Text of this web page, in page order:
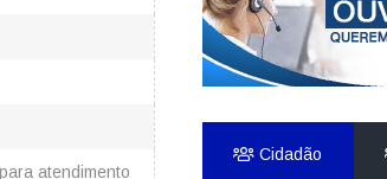
atendimento
Cidadão